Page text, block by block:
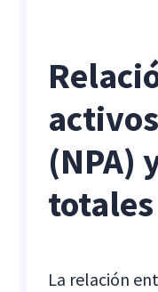
(NPA)
totales
La relación